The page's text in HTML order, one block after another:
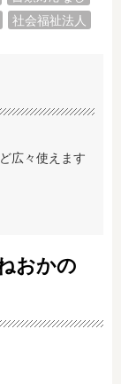
社会福祉法人
広々使えます
おかの
所
事業所
営施設